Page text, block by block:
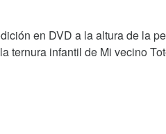
en DVD a la altura de la
ternura infantil de Mi vecino